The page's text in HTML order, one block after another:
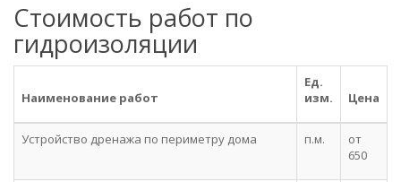
Стоимость работ по
гидроизоляции
Наименование работ
Ед.
изм.
Цена
Устройство дренажа по периметру дома п.м.
от
650